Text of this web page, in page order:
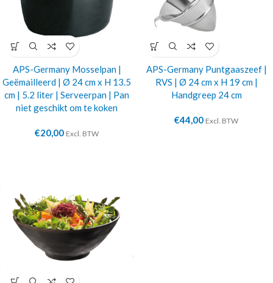
APS-Germany Mosselpan |
Geëmailleerd | Ø 24 cm x H 13.5
cm | 5.2 liter | Serveerpan | Pan
niet geschikt om te koken
€20,00 Excl. BTW
APS-Germany Puntgaaszeef |
RVS | Ø 24 cm x H 19 cm |
Handgreep 24 cm
€44,00 Excl. BTW